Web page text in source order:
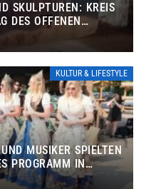
SKULPTUREN: KREIS
DES OFFENEN
KULTUR & LIFESTYLE
MUSIKER SPIELTEN
PROGRAMM IN